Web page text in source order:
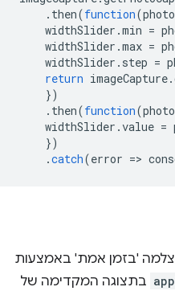
. then(function(
widthSlider .min =
widthSlider .max =
widthSlider . step =
return imageCapture.
})
. then(function(
widthSlider .value =
})
.catch(error =>
'בזמן אמת' באמצעות
בתצוגה המקדימה של